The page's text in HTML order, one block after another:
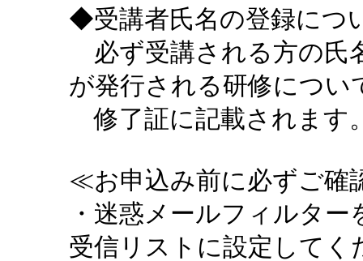
◆受講者氏名の登録につ
必ず受講される方の氏
が発行される研修につい
修了証に記載されます
≪お申込み前に必ずご確
・迷惑メールフィルタ
受信リストに設定してく